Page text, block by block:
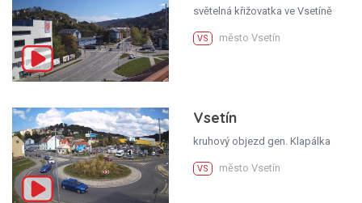
světelná křižovatka ve Vsetíně
VS město Vsetín
Vsetín
kruhový objezd gen. Klapálka
VS město Vsetín